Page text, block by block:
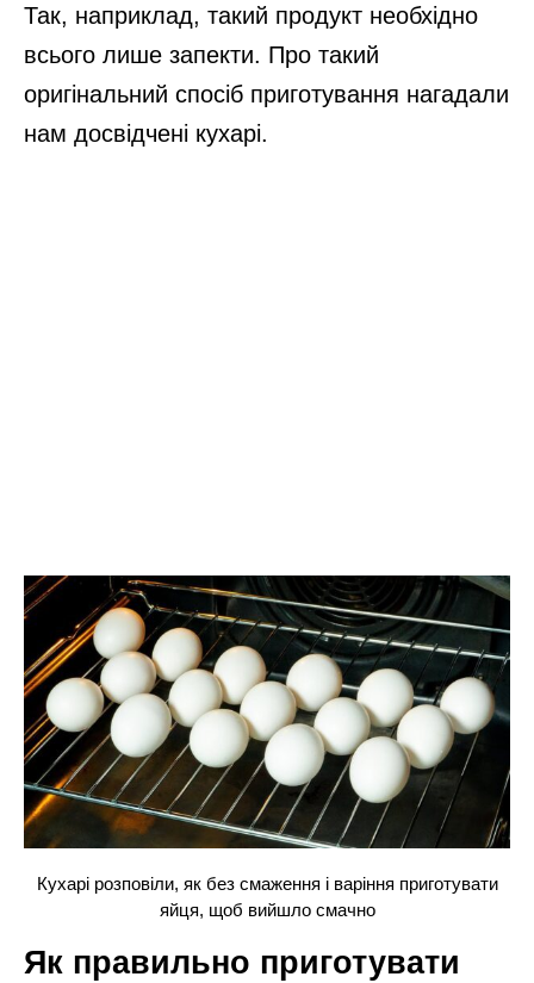
Так, наприклад, такий продукт необхідно
всього лише запекти. Про такий
оригінальний спосіб приготування нагадали
нам досвідчені кухарі.
Кухарі розповіли, як без смаження і варіння приготувати
яйця, щоб вийшло смачно
Як правильно приготувати